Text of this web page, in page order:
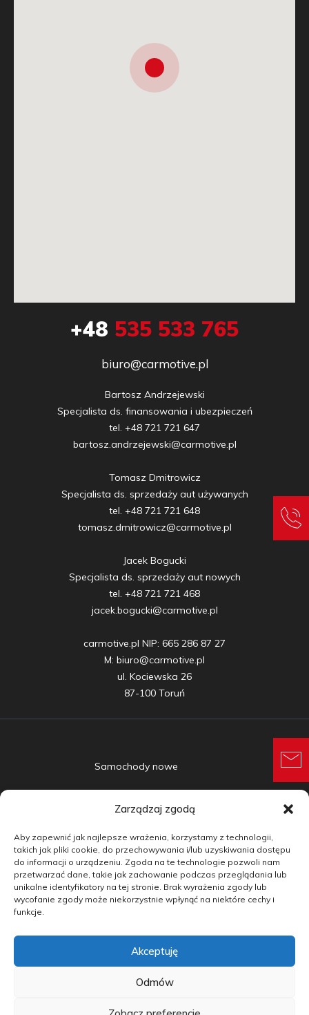
Zarządzaj zgodą
Aby zapewnić jak najlepsze wrażenia, korzystamy z technologii,
takich jak pliki cookie, do przechowywania i/lub uzyskiwania dostępu
do informacji o urządzeniu. Zgoda na te technologie pozwoli nam
przetwarzać dane, takie jak zachowanie podczas przeglądania lub
unikalne identyfikatory na tej stronie. Brak wyrażenia zgody lub
wycofanie zgody może niekorzystnie wpłynąć na niektóre cechy i
funkcje.
Akceptuję
Odmów
+48 535 533 765
biuro@carmotive.pl
Bartosz Andrzejewski
Specjalista ds. finansowania i ubezpieczeń
tel. +48 721 721 647
bartosz.andrzejewski@carmotive.pl
Tomasz Dmitrowicz
Specjalista ds. sprzedaży aut używanych
tel. +48 721 721 648
tomasz.dmitrowicz@carmotive.pl
Jacek Bogucki
Specjalista ds. sprzedaży aut nowych
tel. +48 721 721 468
jacek.bogucki@carmotive.pl
carmotive.pl NIP: 665 286 87 27
M: biuro@carmotive.pl
ul. Kociewska 26
87-100 Toruń
Samochody nowe
Samochody używane
Doradztwo
Finansowanie
Kontakt
copyright by carmotive.pl 2026©